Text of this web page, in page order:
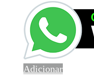
Adicionar